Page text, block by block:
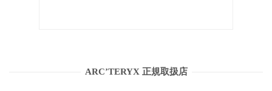
ARC’TERYX 正規取扱店